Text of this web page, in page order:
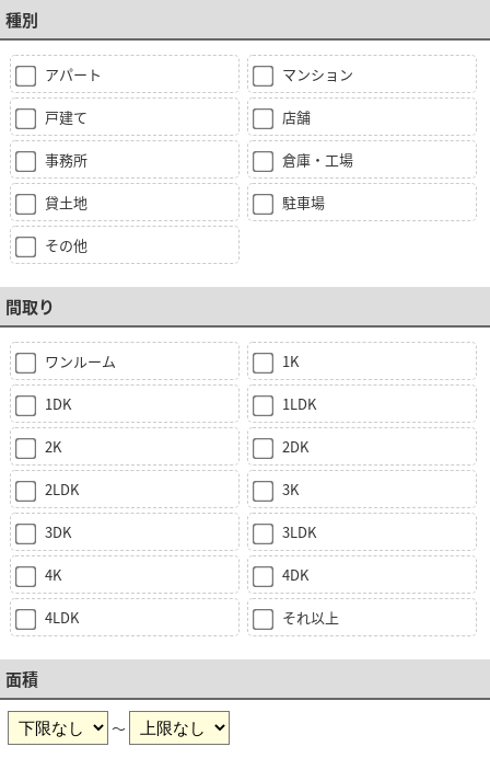
種別
アパート マンション
戸建て 店舗
事務所 倉庫・工場
貸土地 駐車場
その他
間取り
ワンルーム 1K
1DK 1LDK
2K 2DK
2LDK 3K
3DK 3LDK
4K 4DK
4LDK それ以上
面積
～